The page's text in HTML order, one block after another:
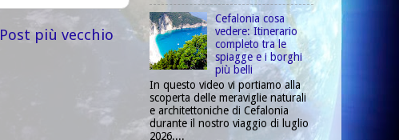
Post più vecchio
Cefalonia cosa
vedere: Itinerario
completo tra le
spiagge e i borghi
più belli
In questo video vi portiamo alla
scoperta delle meraviglie naturali
e architettoniche di Cefalonia
durante il nostro viaggio di luglio
2026....